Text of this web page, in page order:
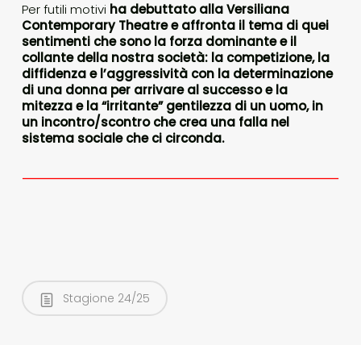
Per futili motivi ha debuttato alla Versiliana
Contemporary Theatre e affronta il tema di quei
sentimenti che sono la forza dominante e il
collante della nostra società: la competizione, la
diffidenza e l’aggressività con la determinazione
di una donna per arrivare al successo e la
mitezza e la “irritante” gentilezza di un uomo, in
un incontro/scontro che crea una falla nel
sistema sociale che ci circonda.
Stagione 24/25